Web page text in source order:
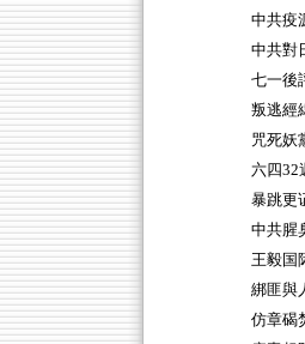
中共疫
中共對
七一後
叛逃經
咒死妖
六四32
暴跳更
中共腥
王毅国
綁匪與
仿章碣